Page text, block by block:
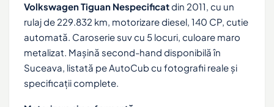
Volkswagen Tiguan Nespecificatdin 2011, cu un
rulaj de 229.832 km, motorizare diesel, 140 CP, cutie
automată. Caroserie suv cu 5 locuri, culoare maro
metalizat. Mașină second-hand disponibilă în
Suceava, listată pe AutoCub cu fotografii reale și
specificații complete.